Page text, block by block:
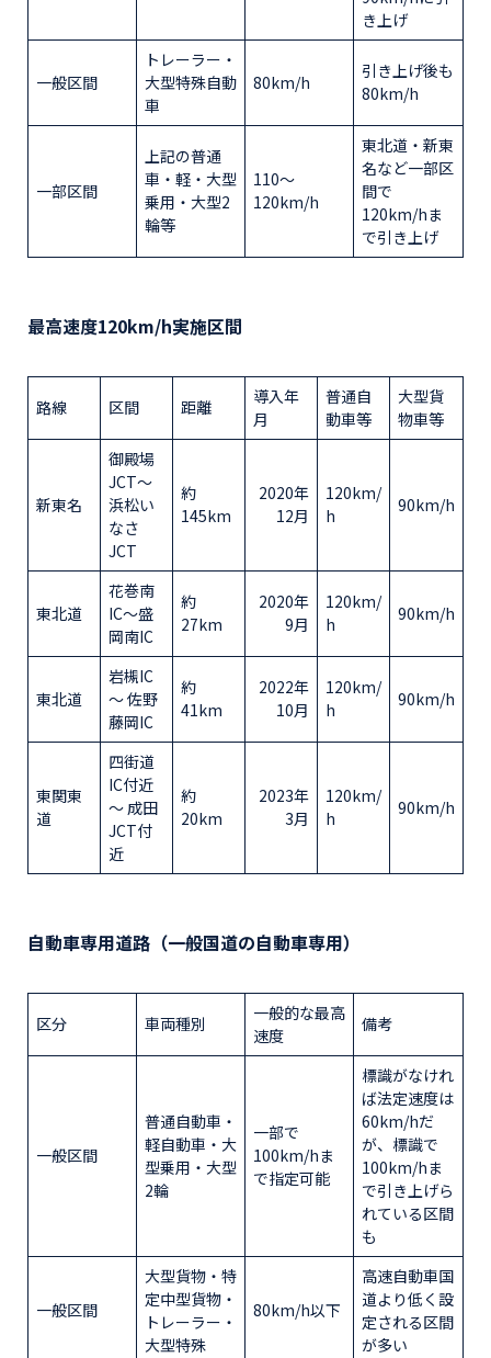
き上げ
一般区間
トレーラー・
大型特殊自動
車
80km/h
引き上げ後も
80km/h
一部区間
上記の普通
車・軽・大型
乗用・大型2
輪等
110～
120km/h
東北道・新東
名など一部区
間で
120km/hま
で引き上げ
最高速度120km/h実施区間
路線 区間 距離
導入年
月
普通自
動車等
大型貨
物車等
新東名
御殿場
JCT〜
浜松い
なさ
JCT
約
145km
2020年
12月
120km/
h
90km/h
東北道
花巻南
IC〜盛
岡南IC
約
27km
2020年
9月
120km/
h
90km/h
東北道
岩槻IC
～ 佐野
藤岡IC
約
41km
2022年
10月
120km/
h
90km/h
東関東
道
四街道
IC付近
～ 成田
JCT付
近
約
20km
2023年
3月
120km/
h
90km/h
自動車専用道路（一般国道の自動車専用）
区分 車両種別
一般的な最高
速度
備考
一般区間
普通自動車・
軽自動車・大
型乗用・大型
2輪
一部で
100km/hま
で指定可能
標識がなけれ
ば法定速度は
60km/hだ
が、標識で
100km/hま
で引き上げら
れている区間
も
一般区間
大型貨物・特
定中型貨物・
トレーラー・
大型特殊
80km/h以下
高速自動車国
道より低く設
定される区間
が多い